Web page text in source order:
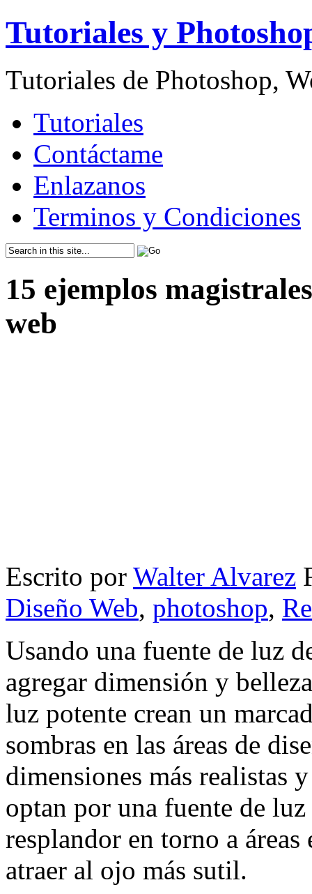
Tutoriales y
Tutoriales de Photoshop,
Tutoriales
Contáctame
Enlazanos
Terminos y Condiciones
15 ejemplos
web
Escrito por Walter Alvarez
Diseño Web, photoshop,
Usando una fuente de luz
agregar dimensión y
luz potente crean un
sombras en las áreas de
dimensiones más realistas
optan por una fuente de
resplandor en torno a
atraer al ojo más sutil.